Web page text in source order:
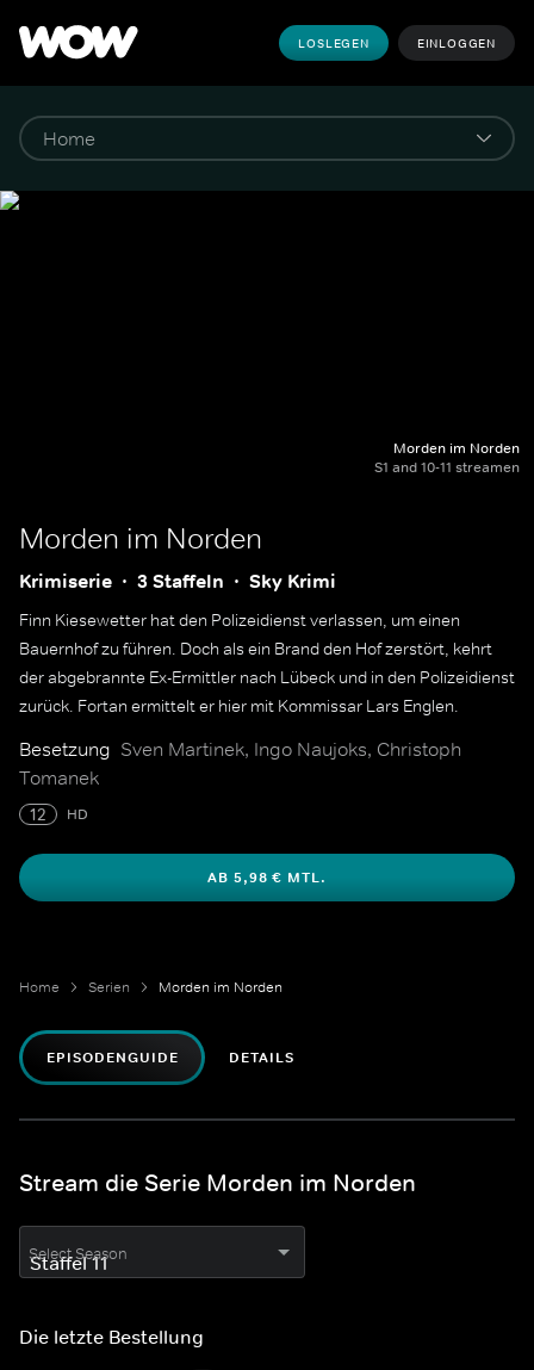
LOSLEGEN EINLOGGEN
Morden im Norden
S1 and 10-11 streamen
Morden im Norden
Krimiserie 3 Staffeln Sky Krimi
Finn Kiesewetter hat den Polizeidienst verlassen, um einen
Bauernhof zu führen. Doch als ein Brand den Hof zerstört, kehrt
der abgebrannte Ex-Ermittler nach Lübeck und in den Polizeidienst
zurück. Fortan ermittelt er hier mit Kommissar Lars Englen.
Besetzung Sven Martinek, Ingo Naujoks, Christoph
Tomanek
12 HD
AB 5,98 € MTL.
Home Serien Morden im Norden
EPISODENGUIDE DETAILS
Stream die Serie Morden im Norden
Select Season
Die letzte Bestellung